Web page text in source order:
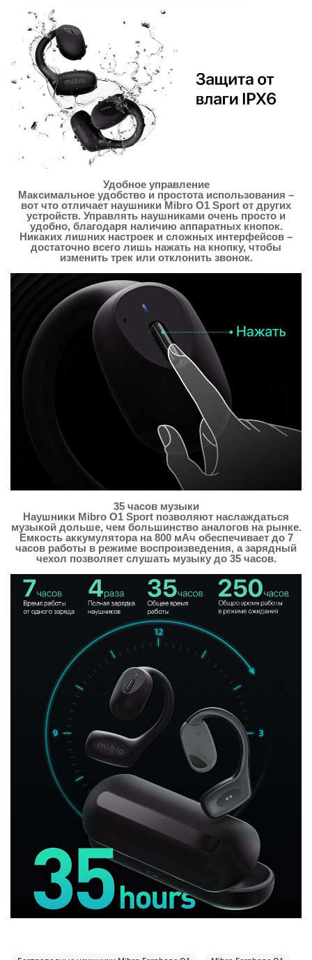
Удобное управление
Максимальное удобство и простота использования –
вот что отличает наушники Mibro O1 Sport от других
устройств. Управлять наушниками очень просто и
удобно, благодаря наличию аппаратных кнопок.
Никаких лишних настроек и сложных интерфейсов –
достаточно всего лишь нажать на кнопку, чтобы
изменить трек или отклонить звонок.
35 часов музыки
Наушники Mibro O1 Sport позволяют наслаждаться
музыкой дольше, чем большинство аналогов на рынке.
Емкость аккумулятора на 800 мАч обеспечивает до 7
часов работы в режиме воспроизведения, а зарядный
чехол позволяет слушать музыку до 35 часов.